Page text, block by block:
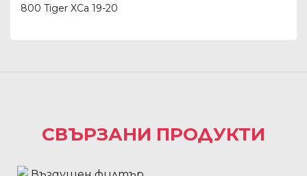
800 Tiger XCa 19-20
СВЪРЗАНИ ПРОДУКТИ